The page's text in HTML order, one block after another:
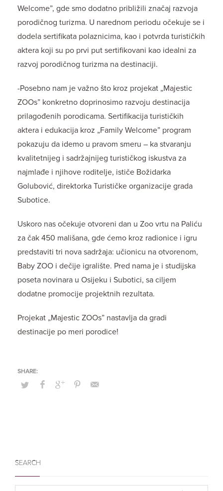
Welcome”, gde smo dodatno približili značaj razvoja
porodičnog turizma. U narednom periodu očekuje se i
dodela sertifikata polaznicima, kao i potvrda turističkih
aktera koji su po prvi put sertifikovani kao idealni za
razvoj porodičnog turizma na destinaciji.
-Posebno nam je važno što kroz projekat „Majestic
ZOOs” konkretno doprinosimo razvoju destinacija
prilagođenih porodicama. Sertifikacija turističkih
aktera i edukacija kroz „Family Welcome” program
pokazuju da idemo u pravom smeru – ka stvaranju
kvalitetnijeg i sadržajnijeg turističkog iskustva za
najmlađe i njihove roditelje, ističe Božidarka
Golubović, direktorka Turističke organizacije grada
Subotice.
Uskoro nas očekuje otvoreni dan u Zoo vrtu na Paliću
za čak 450 mališana, gde ćemo kroz radionice i igru
predstaviti tri nova sadržaja: učionicu na otvorenom,
Baby ZOO i dečije igralište. Pred nama je i studijska
poseta novinara u Osijeku i Subotici, sa ciljem
dodatne promocije projektnih rezultata.
Projekat „Majestic ZOOs” nastavlja da gradi
destinacije po meri porodice!
SEARCH